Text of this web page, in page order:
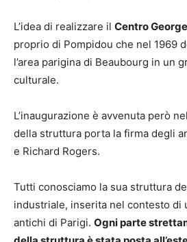
L’idea di realizzare il Centro
proprio di Pompidou che nel 1969
l’area parigina di Beaubourg in un
culturale.
L’inaugurazione è avvenuta però
della struttura porta la firma degli
e Richard Rogers.
Tutti conosciamo la sua struttura
industriale, inserita nel contesto di
antichi di Parigi. Ogni parte